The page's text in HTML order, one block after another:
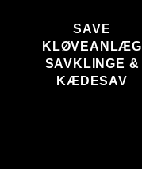
SAVE
KLØVEANLÆG
SAVKLINGE &
KÆDESAV